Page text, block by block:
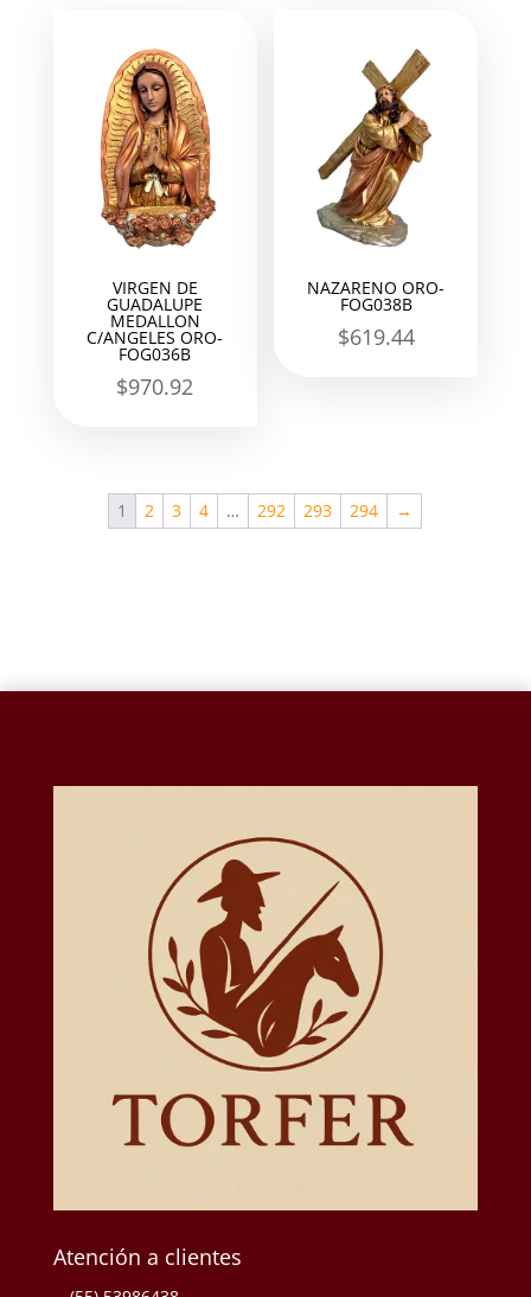
VIRGEN DE
GUADALUPE
MEDALLON
C/ANGELES ORO-
FOG036B
$970.92
NAZARENO ORO-
FOG038B
$619.44
1 2 3 4 … 292 293 294 →
Atención a clientes